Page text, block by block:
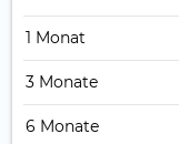
1 Monat
3 Monate
6 Monate